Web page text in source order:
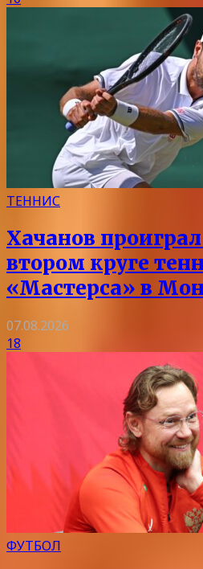
ТЕННИС
Хачанов
втором круге
«Мастерса» в
07.08.2026
18
ФУТБОЛ